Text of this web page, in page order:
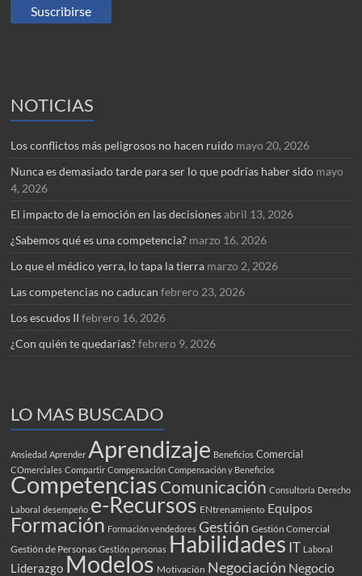
NOTICIAS
Los conflictos más peligrosos no hacen ruido mayo 20, 2026
Nunca es demasiado tarde para ser lo que podrías haber sido mayo
4, 2026
El impacto de la emoción en las decisiones abril 13, 2026
¿Sabemos qué es una competencia? marzo 16, 2026
Lo que el médico yerra, lo tapa la tierra marzo 2, 2026
Las competencias no caducan febrero 23, 2026
Los escudos II febrero 16, 2026
¿Con quién te quedarías? febrero 9, 2026
LO MAS BUSCADO
Ansiedad Aprender Aprendizaje Beneficios Comercial
COmerciales Compartir Compensación Compensación y Beneficios
Competencias Comunicación Consultoría Derecho
Laboral desempeño e-Recursos ENtrenamiento Equipos
Formación Formación vendedores Gestión Gestión Comercial
Gestión de Personas Gestión personas Habilidades IT Laboral
Liderazgo Modelos Motivación Negociación Negocio